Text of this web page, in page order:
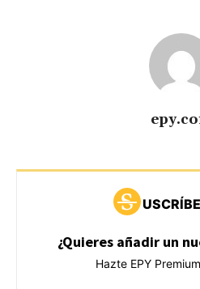
¿Quieres añadir un
Hazte EPY